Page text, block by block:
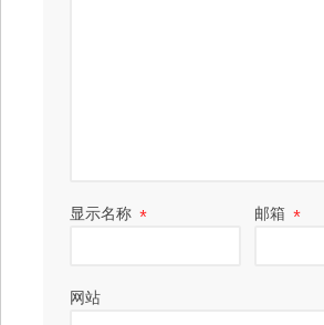
显示名称 * 邮箱*
网站